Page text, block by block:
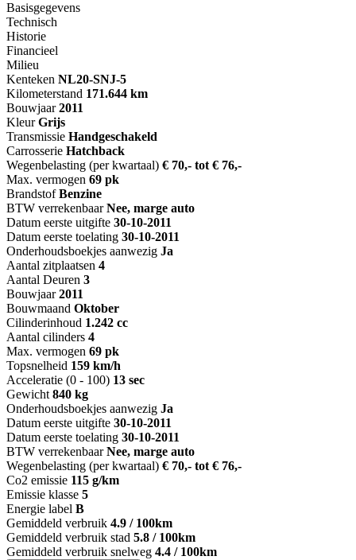
Basisgegevens
Technisch
Historie
Financieel
Milieu
Kenteken NL20-SNJ-5
Kilometerstand 171.644 km
Bouwjaar 2011
Kleur Grijs
Transmissie Handgeschakeld
Carrosserie Hatchback
Wegenbelasting (per kwartaal) € 70,- tot € 76,-
Max. vermogen 69 pk
Brandstof Benzine
BTW verrekenbaar Nee, marge auto
Datum eerste uitgifte 30-10-2011
Datum eerste toelating 30-10-2011
Onderhoudsboekjes aanwezig Ja
Aantal zitplaatsen 4
Aantal Deuren 3
Bouwjaar 2011
Bouwmaand Oktober
Cilinderinhoud 1.242 cc
Aantal cilinders 4
Max. vermogen 69 pk
Topsnelheid 159 km/h
Acceleratie (0 - 100) 13 sec
Gewicht 840 kg
Onderhoudsboekjes aanwezig Ja
Datum eerste uitgifte 30-10-2011
Datum eerste toelating 30-10-2011
BTW verrekenbaar Nee, marge auto
Wegenbelasting (per kwartaal) € 70,- tot € 76,-
Co2 emissie 115 g/km
Emissie klasse 5
Energie label B
Gemiddeld verbruik 4.9 / 100km
Gemiddeld verbruik stad 5.8 / 100km
Gemiddeld verbruik snelweg 4.4 / 100km